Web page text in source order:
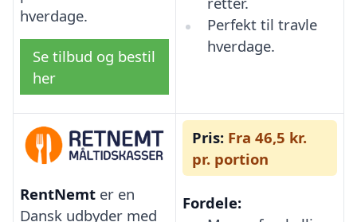
hverdage.
Se tilbud og bestil
her
Perfekt til travle
hverdage.
RentNemt er en
Dansk udbyder med
Pris: Fra 46,5 kr.
pr. portion
Fordele: